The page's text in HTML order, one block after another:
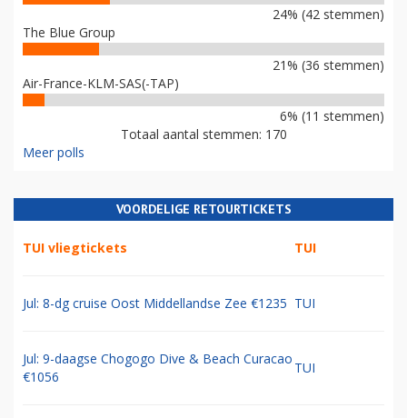
24% (42 stemmen)
The Blue Group
21% (36 stemmen)
Air-France-KLM-SAS(-TAP)
6% (11 stemmen)
Totaal aantal stemmen: 170
Meer polls
VOORDELIGE RETOURTICKETS
TUI vliegtickets TUI
Jul: 8-dg cruise Oost Middellandse Zee €1235 TUI
Jul: 9-daagse Chogogo Dive & Beach Curacao
€1056
TUI